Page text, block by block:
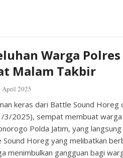
Warga
Malam Takbir
April 2025
keras dari Battle Sound Horeg
3/2025), sempat membuat
Polda Jatim, yang
Horeg yang melibatkan
menimbulkan gangguan bagi